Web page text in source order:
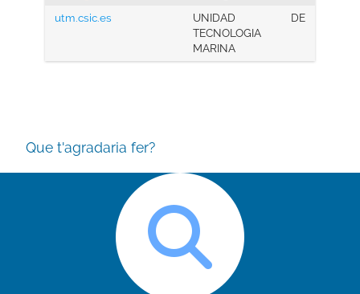
utm.csic.es
UNIDAD DE
TECNOLOGIA
MARINA
Que t'agradaria fer?